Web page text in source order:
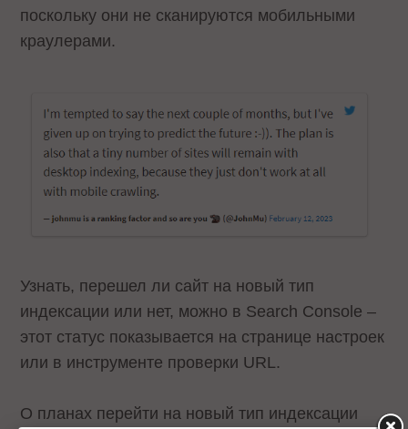
поскольку они не сканируются мобильными
краулерами.
Узнать, перешел ли сайт на новый тип
индексации или нет, можно в Search Console –
этот статус показывается на странице настроек
или в инструменте проверки URL.
О планах перейти на новый тип индексации